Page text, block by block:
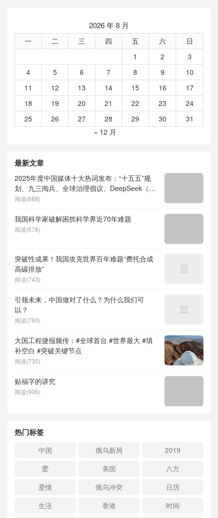
2026 年 8 月
一 二 三 四 五 六
日
1
2
3
4
5 6 7 8 9
10
11
12 13 14 15 16
17
18
19 20 21 22 23
24
25
26 27 28 29 30
31
« 12 月
最新文章
2025年度中国媒体十大热词发布：“十五五”规
划、九三阅兵、全球治理倡议、DeepSeek（深
度求索）、人形机器人、苏超、票根经济、育
阅读(688)
我国科学家破解困扰科学界近70年难题
阅读(678)
突破性成果！我国攻克世界百年难题“费托合成
高碳排放”
阅读(743)
引领未来，中国做对了什么？为什么我们可
以？
阅读(760)
大国工程捷报频传：#全球首台 #世界最大 #填
补空白 #突破关键节点
阅读(735)
贴福字的讲究
阅读(906)
热门标签
中国 俄乌新局
2019
爱
美国
八方
爱情
俄乌冲突
日历
生活
香港 时间